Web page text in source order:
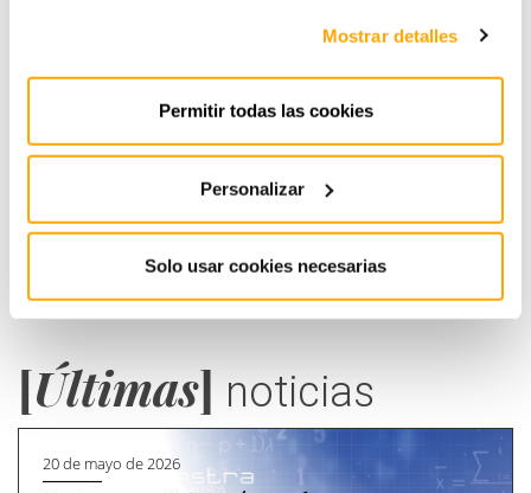
Mostrar detalles
Permitir todas las cookies
Personalizar
Solo usar cookies necesarias
Instra ingenieros nuevo
patrono de EnergyLab
Leer más
ANTERIOR
II FORO IBEROAMERICANO
DE ENERGIA
Leer más
SIGUIENTE
[Últimas] noticias
20 de mayo de 2026